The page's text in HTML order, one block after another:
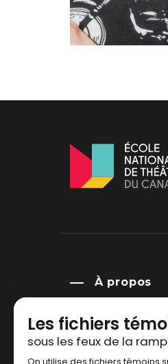
À propos
Histoire
Mission
Gouvernance